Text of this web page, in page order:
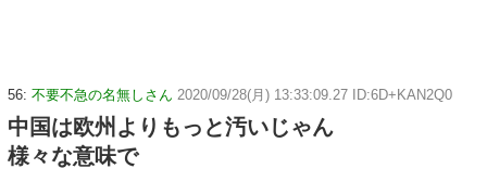
56: 不要不急の名無しさん 2020/09/28(月) 13:33:09.27 ID:6D+KAN2Q0
中国は欧州よりもっと汚いじゃん
様々な意味で